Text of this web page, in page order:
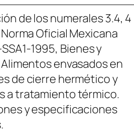
de los numerales 3.4, 4
Norma Oficial Mexicana
1995, Bienes y
envasados en
de cierre hermético y
a tratamiento térmico.
y especificaciones